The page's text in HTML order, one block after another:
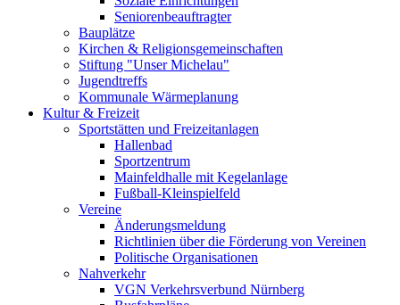
Seniorenbeauftragter
Bauplätze
Kirchen & Religionsgemeinschaften
Stiftung "Unser Michelau"
Jugendtreffs
Kommunale Wärmeplanung
Kultur & Freizeit
Sportstätten und Freizeitanlagen
Hallenbad
Sportzentrum
Mainfeldhalle mit Kegelanlage
Fußball-Kleinspielfeld
Vereine
Änderungsmeldung
Richtlinien über die Förderung von Vereinen
Politische Organisationen
Nahverkehr
VGN Verkehrsverbund Nürnberg